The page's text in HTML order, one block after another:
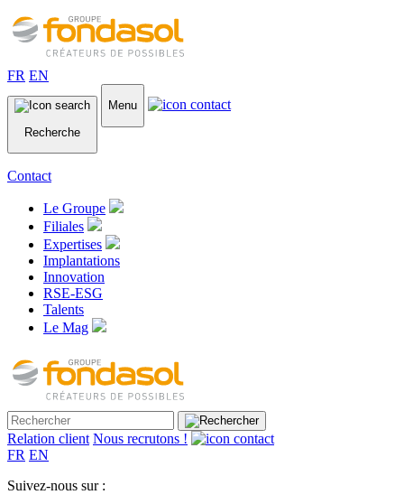
FR EN
Recherche
Menu
Contact
Le Groupe
Filiales
Expertises
Implantations
Innovation
RSE-ESG
Talents
Le Mag
Relation client Nous recrutons !
FR EN
Suivez-nous sur :